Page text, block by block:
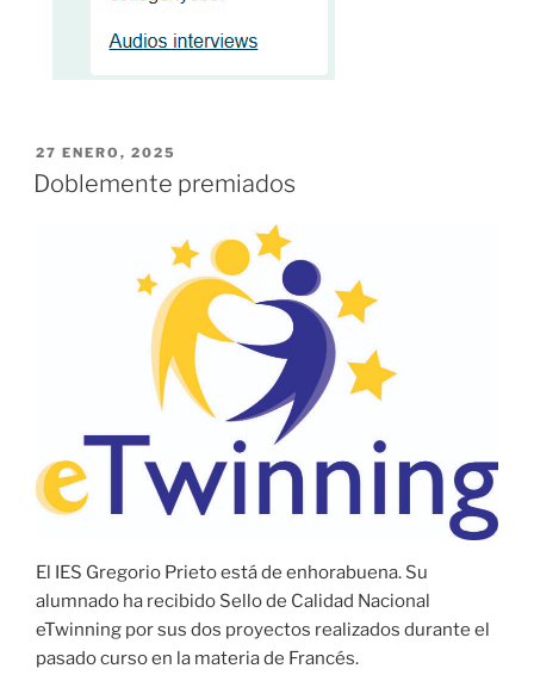
PUBLICADO
EL
27 ENERO, 2025
Doblemente premiados
El IES Gregorio Prieto está de enhorabuena. Su
alumnado ha recibido Sello de Calidad Nacional
eTwinning por sus dos proyectos realizados durante el
pasado curso en la materia de Francés.